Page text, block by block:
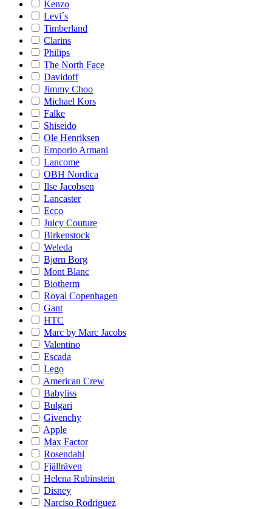
Kenzo
Levi´s
Timberland
Clarins
Philips
The North Face
Davidoff
Jimmy Choo
Michael Kors
Falke
Shiseido
Ole Henriksen
Emporio Armani
Lancome
OBH Nordica
Ilse Jacobsen
Lancaster
Ecco
Juicy Couture
Birkenstock
Weleda
Bjørn Borg
Mont Blanc
Biotherm
Royal Copenhagen
Gant
HTC
Marc by Marc Jacobs
Valentino
Escada
Lego
American Crew
Babyliss
Bulgari
Givenchy
Apple
Max Factor
Rosendahl
Fjällräven
Helena Rubinstein
Disney
Narciso Rodriguez